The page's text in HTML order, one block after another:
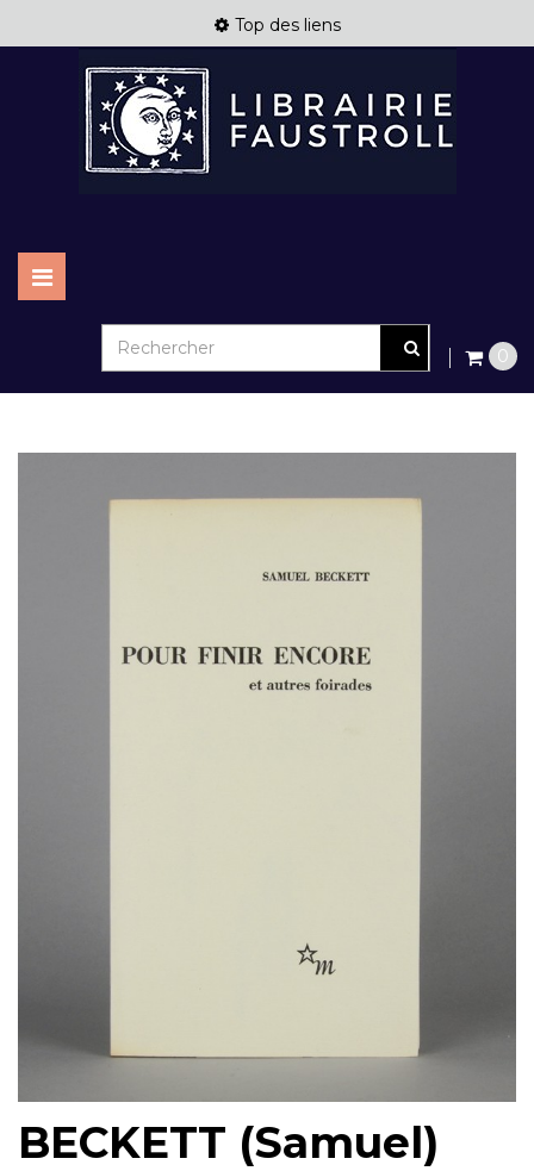
Top des liens
Basculer
la
navigation
0
BECKETT (Samuel)